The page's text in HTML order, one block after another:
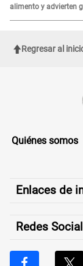
alimento y advierten
en el mar
Regresar al
Quiénes somos
Enlaces de
Redes